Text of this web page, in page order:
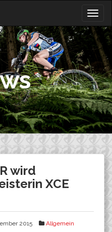
wird
XCE
2015 Allgemein